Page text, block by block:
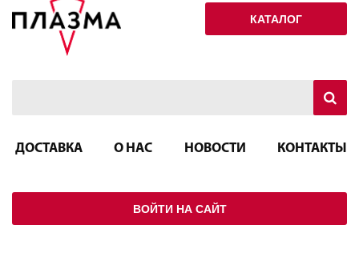
КАТАЛОГ
ДОСТАВКА О НАС НОВОСТИ КОНТАКТЫ
ВОЙТИ НА САЙТ